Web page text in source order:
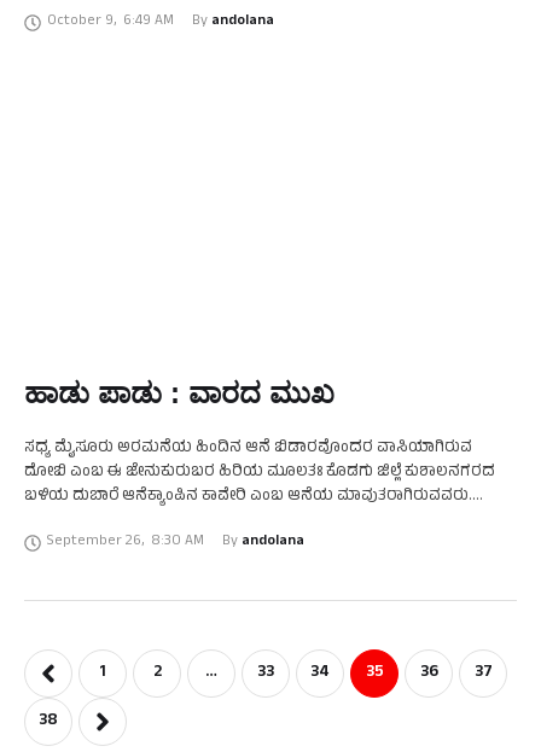
October 9, 6:49 AM By andolana
ಹಾಡು ಪಾಡು : ವಾರದ ಮುಖ
ಸಧ್ಯ ಮೈಸೂರು ಅರಮನೆಯ ಹಿಂದಿನ ಆನೆ ಬಿಡಾರವೊಂದರ ವಾಸಿಯಾಗಿರುವ
ದೋಬಿ ಎಂಬ ಈ ಜೇನುಕುರುಬರ ಹಿರಿಯ ಮೂಲತಃ ಕೊಡಗು ಜಿಲ್ಲೆ ಕುಶಾಲನಗರದ
ಬಳಿಯ ದುಬಾರೆ ಆನೆಕ್ಯಾಂಪಿನ ಕಾವೇರಿ ಎಂಬ ಆನೆಯ ಮಾವುತರಾಗಿರುವವರು.
September 26, 8:30 AM By andolana
1 2 … 33 34 35 36
37
38